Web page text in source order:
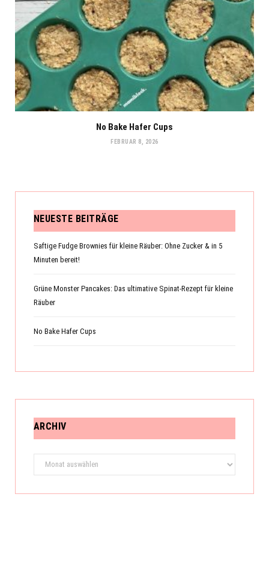
No Bake Hafer Cups
FEBRUAR 8, 2026
NEUESTE BEITRÄGE
Saftige Fudge Brownies für kleine Räuber: Ohne Zucker & in 5
Minuten bereit!
Grüne Monster Pancakes: Das ultimative Spinat-Rezept für kleine
Räuber
No Bake Hafer Cups
ARCHIV
Archiv